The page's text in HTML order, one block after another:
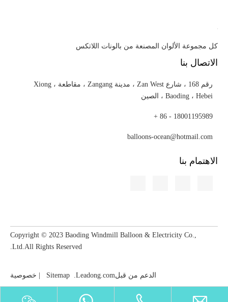
'Sep. EXPO ' قادم!
كل مجموعة الألوان المصنعة من بالونات اللاتكس
الاتصال بنا
رقم 168 ، شارع Zan West ، مدينة Zangang ، مقاطعة Xiong ،
Baoding ، Hebei ، الصين
18001195989 - 86 +
balloons-ocean@hotmail.com
الاهتمام بنا
Copyright © 2023​​​​​​​ Baoding Windmill Balloon & Electricity Co.,
Ltd.All Rights Reserved.
الدعم من قبل Sitemap .Leadong.com خصوصية